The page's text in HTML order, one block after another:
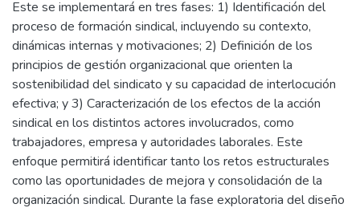
Este se implementará en tres fases: 1) Identificación del
proceso de formación sindical, incluyendo su contexto,
dinámicas internas y motivaciones; 2) Definición de los
principios de gestión organizacional que orienten la
sostenibilidad del sindicato y su capacidad de interlocución
efectiva; y 3) Caracterización de los efectos de la acción
sindical en los distintos actores involucrados, como
trabajadores, empresa y autoridades laborales. Este
enfoque permitirá identificar tanto los retos estructurales
como las oportunidades de mejora y consolidación de la
organización sindical. Durante la fase exploratoria del diseño